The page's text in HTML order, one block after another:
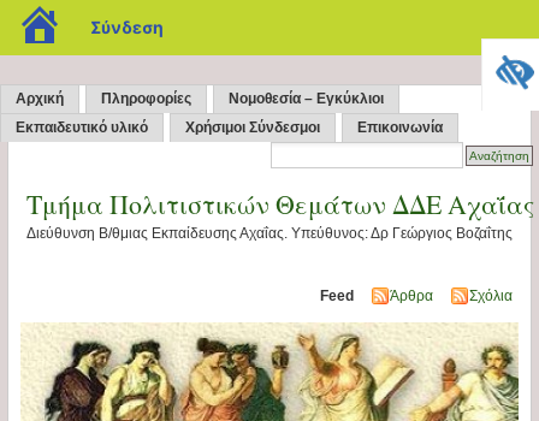
Αρχική Πληροφορίες
Νομοθεσία – Εγκύκλιοι
Εκπαιδευτικό υλικό
Χρήσιμοι Σύνδεσμοι Επικοινωνία
Τμήμα Πολιτιστικών Θεμάτων ΔΔΕ Αχαΐας
Διεύθυνση Β/θμιας Εκπαίδευσης Αχαΐας. Υπεύθυνος: Δρ Γεώργιος Βοζαΐτης
Feed Άρθρα Σχόλια
blogs.sch.gr
Σύνδεση